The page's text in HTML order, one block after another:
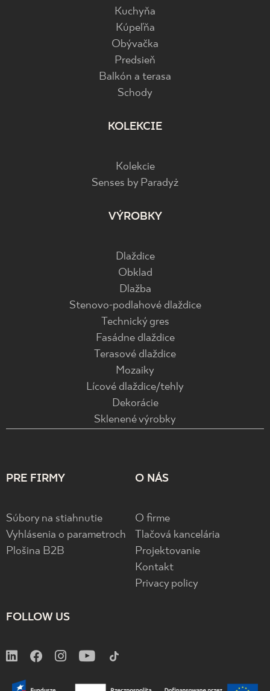
Kuchyňa
Kúpeľňa
Obývačka
Predsieň
Balkón a terasa
Schody
KOLEKCIE
Kolekcie
Senses by Paradyż
VÝROBKY
Dlaždice
Obklad
Dlažba
Stenovo-podlahové dlaždice
Technický gres
Fasádne dlaždice
Terasové dlaždice
Mozaiky
Lícové dlaždice/tehly
Dekorácie
Sklenené výrobky
PRE FIRMY
Súbory na stiahnutie
Vyhlásenia o parametroch
Plošina B2B
O NÁS
O firme
Tlačová kancelária
Projektovanie
Kontakt
Privacy policy
FOLLOW US